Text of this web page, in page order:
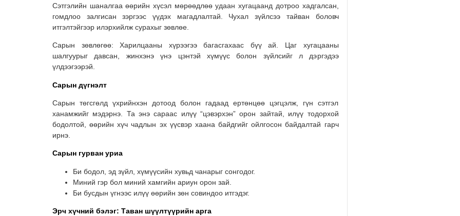
Сэтгэлийн шаналгаа өөрийн хүсэл мөрөөдлөө удаан хугацаанд дотроо хадгалсан,
гомдлоо залгисан зэргээс үүдэх магадлалтай. Чухал зүйлсээ тайван боловч
итгэлтэйгээр илэрхийлж сурахыг зөвлөе.
Сарын зөвлөгөө: Харилцааны хүрээгээ багасгахаас бүү ай. Цаг хугацааны
шалгуурыг давсан, жинхэнэ үнэ цэнтэй хүмүүс болон зүйлсийг л дэргэдээ
үлдээгээрэй.
Сарын дүгнэлт
Сарын төгсгөлд үхрийнхэн дотоод болон гадаад ертөнцөө цэгцэлж, гүн сэтгэл
ханамжийг мэдэрнэ. Та энэ сараас илүү “цэвэрхэн” орон зайтай, илүү тодорхой
бодолтой, өөрийн хүч чадлын эх үүсвэр хаана байдгийг ойлгосон байдалтай гарч
ирнэ.
Сарын гурван уриа
Би бодол, эд зүйл, хүмүүсийн хувьд чанарыг сонгодог.
Миний гэр бол миний хамгийн ариун орон зай.
Би бусдын үгнээс илүү өөрийн зөн совиндоо итгэдэг.
Эрч хүчний бэлэг: Таван шүүлтүүрийн арга